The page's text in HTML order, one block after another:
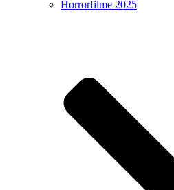
Horrorfilme 2025